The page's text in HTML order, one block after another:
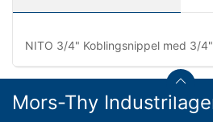
NITO 3/4" Koblingsnippel med 3/
Mors-Thy